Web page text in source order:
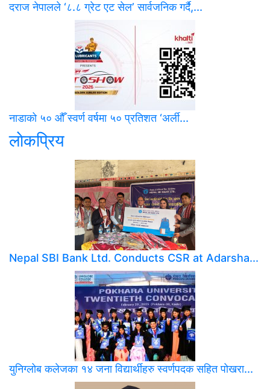
दराज नेपालले ‘८.८ ग्रेट एट सेल’ सार्वजनिक गर्दै,...
नाडाको ५० औँ स्वर्ण वर्षमा ५० प्रतिशत ‘अर्ली...
लाेकप्रिय
Nepal SBI Bank Ltd. Conducts CSR at Adarsha...
युनिग्लोब कलेजका १४ जना विद्यार्थीहरु स्वर्णपदक सहित पोखरा...